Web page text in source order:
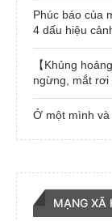
Phúc báo của
4 dấu hiệu
【Khủng
ngừng, mắt rơi
Ở một mình
MẠNG XÃ